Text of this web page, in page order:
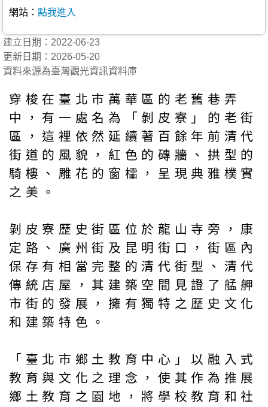
網站： 點我進入
建立日期：2022-06-23
更新日期：2026-05-20
資料來源為臺灣觀光資訊資料庫
穿梭在臺北市萬華區的老舊巷弄
中，有一處名為「剝皮寮」的老街
區，這裡依然延續著百餘年前清代
街道的風貌，紅色的磚牆、拱型的
騎樓、雕花的窗櫺，呈現典雅樸實
之美。
剝皮寮歷史街區位於龍山寺旁，康
定路、廣州街及昆明街口，街區內
保存有相當完整的清代街型、清代
傳統店屋，其建築空間見證了艋舺
市街的發展，擁有獨特之歷史文化
和建築特色。
「臺北市鄉土教育中心」以融入式
教育與文化之理念，使其作為推展
鄉土教育之園地，將學校教育和社